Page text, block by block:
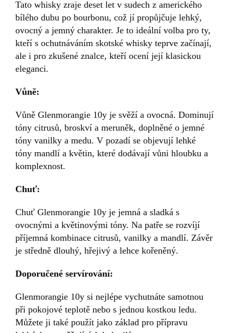
Tato whisky zraje deset let v sudech z amerického
bílého dubu po bourbonu, což jí propůjčuje lehký,
ovocný a jemný charakter. Je to ideální volba pro ty,
kteří s ochutnáváním skotské whisky teprve začínají,
ale i pro zkušené znalce, kteří ocení její klasickou
eleganci.
Vůně:
Vůně Glenmorangie 10y je svěží a ovocná. Dominují
tóny citrusů, broskví a meruněk, doplněné o jemné
tóny vanilky a medu. V pozadí se objevují lehké
tóny mandlí a květin, které dodávají vůni hloubku a
komplexnost.
Chuť:
Chuť Glenmorangie 10y je jemná a sladká s
ovocnými a květinovými tóny. Na patře se rozvíjí
příjemná kombinace citrusů, vanilky a mandlí. Závěr
je středně dlouhý, hřejivý a lehce kořeněný.
Doporučené servírování:
Glenmorangie 10y si nejlépe vychutnáte samotnou
při pokojové teplotě nebo s jednou kostkou ledu.
Můžete ji také použít jako základ pro přípravu